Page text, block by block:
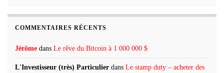
COMMENTAIRES RÉCENTS
Jérôme dans Le rêve du Bitcoin à 1 000 000 $
L'Investisseur (très) Particulier dans Le stamp duty – acheter des